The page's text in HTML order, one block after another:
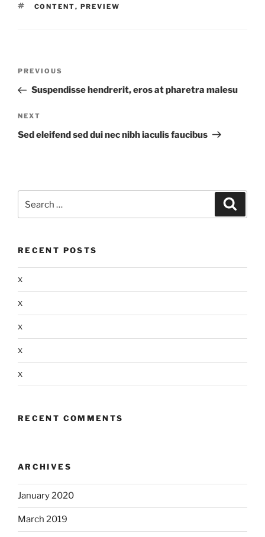
TAGS
CONTENT, PREVIEW
Previous
Post
PREVIOUS
Suspendisse hendrerit, eros at pharetra malesu
Next
Post
NEXT
Sed eleifend sed dui nec nibh iaculis faucibus
for:
RECENT POSTS
x
x
x
x
x
RECENT COMMENTS
ARCHIVES
January 2020
March 2019